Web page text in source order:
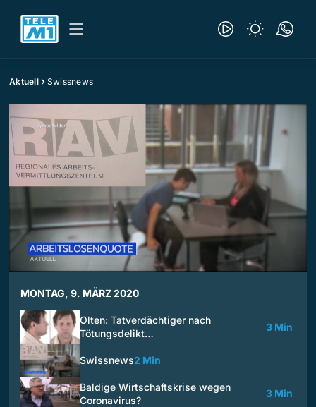
Aktuell Swissnews
MONTAG, 9. MÄRZ 2020
Olten: Tatverdächtiger nach
Tötungsdelikt…
3 Min
Swissnews2 Min
Baldige Wirtschaftskrise wegen
Coronavirus?
3 Min